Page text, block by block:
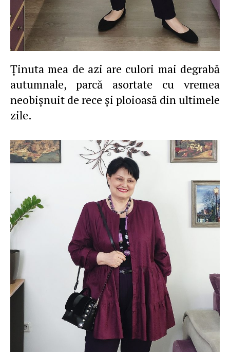
Ţinuta mea de azi are culori mai degrabă
autumnale, parcă asortate cu vremea
neobişnuit de rece şi ploioasă din ultimele
zile.